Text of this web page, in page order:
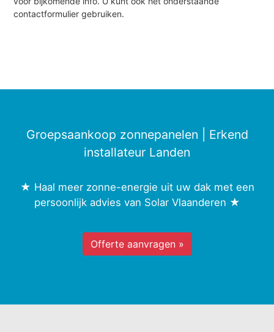
contactformulier gebruiken.
Groepsaankoop zonnepanelen | Erkend
installateur Landen
★ Haal meer zonne-energie uit uw dak met een
persoonlijk advies van Solar Vlaanderen ★
Offerte aanvragen »